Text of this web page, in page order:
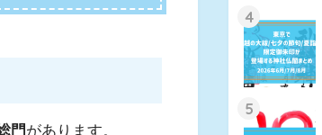
門があります。
4
5